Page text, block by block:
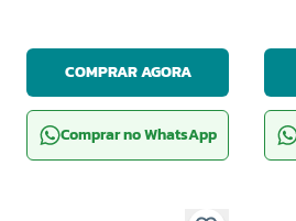
COMPRAR AGORA
Comprar no WhatsApp